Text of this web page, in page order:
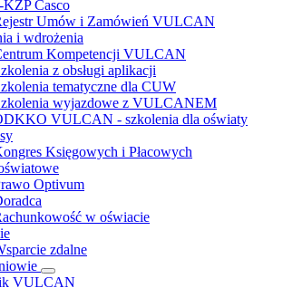
KZP Casco
Umów i Zamówień VULCAN
i wdrożenia
Kompetencji VULCAN
z obsługi aplikacji
tematyczne dla CUW
wyjazdowe z VULCANEM
VULCAN - szkolenia dla oświaty
Księgowych i Płacowych
Optivum
w oświacie
zdalne
VULCAN